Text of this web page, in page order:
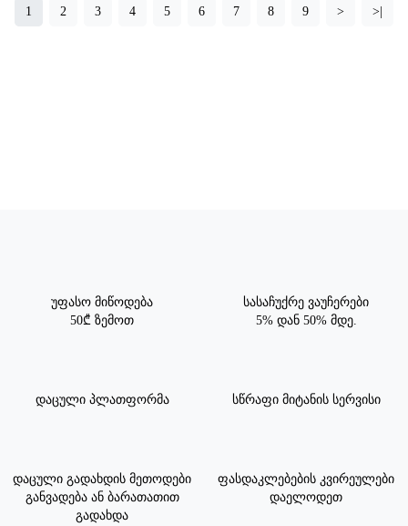
1 2 3 4 5 6 7 8 9 > >|
უფასო მიწოდება
50₾ ზემოთ
სასაჩუქრე ვაუჩერები
5% დან 50% მდე.
დაცული პლათფორმა სწრაფი მიტანის სერვისი
დაცული გადახდის მეთოდები
განვადება ან ბარათათით
გადახდა
ფასდაკლებების კვირეულები
დაელოდეთ